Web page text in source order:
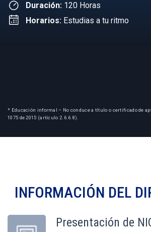
Duración: 120 Horas
Horarios: Estudias a tu ritmo
* Educación informal – No conduce a título o certificado de
1075 de 2015 (artículo 2.6.6.8).
INFORMACIÓN DEL
Presentación de